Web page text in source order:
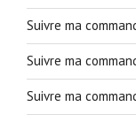
Suivre ma
Suivre ma
Suivre ma